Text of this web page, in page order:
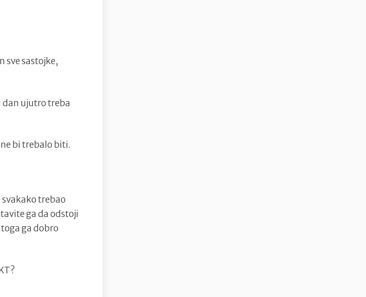
sve sastojke,
dan ujutro treba
bi trebalo biti.
trebao
ga da odstoji
ga dobro